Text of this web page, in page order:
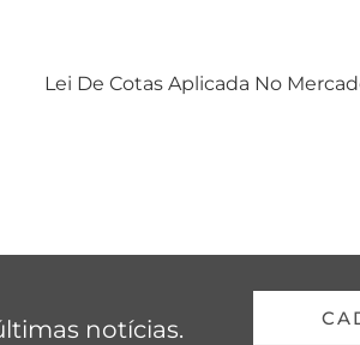
Lei De Cotas Aplicada No
notícias.